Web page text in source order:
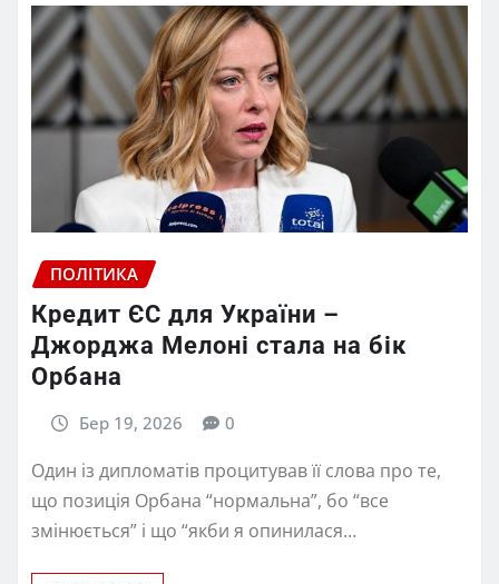
ПОЛІТИКА
Кредит ЄС для України –
Джорджа Мелоні стала на бік
Орбана
Бер 19, 2026 0
Один із дипломатів процитував її слова про те,
що позиція Орбана “нормальна”, бо “все
змінюється” і що “якби я опинилася…